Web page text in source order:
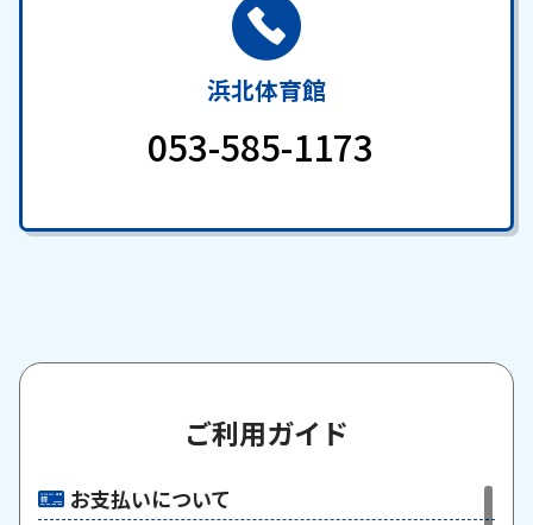
浜北体育館
053-585-1173
ご利用ガイド
お支払いについて